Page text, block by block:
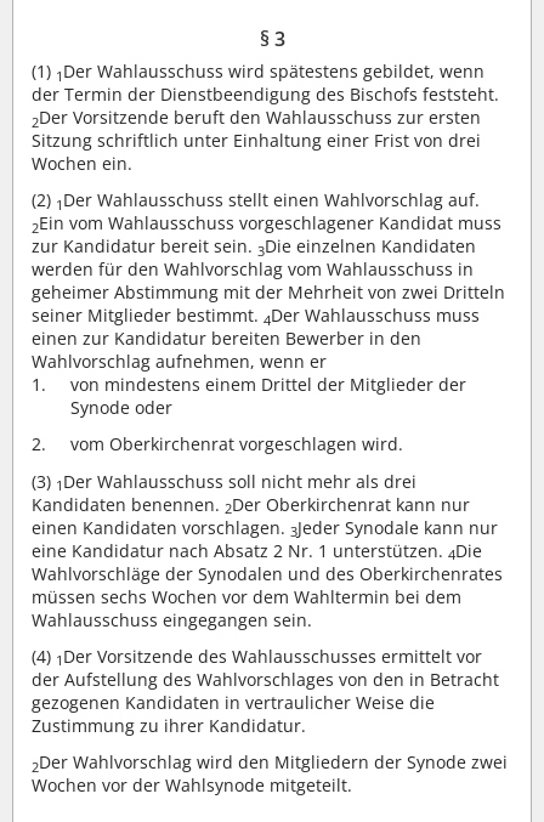
§ 3
(1) 1 Der Wahlausschuss wird spätestens gebildet, wenn
der Termin der Dienstbeendigung des Bischofs feststeht.
2Der Vorsitzende beruft den Wahlausschuss zur ersten
Sitzung schriftlich unter Einhaltung einer Frist von drei
Wochen ein.
(2) 1 Der Wahlausschuss stellt einen Wahlvorschlag auf.
2Ein vom Wahlausschuss vorgeschlagener Kandidat muss
zur Kandidatur bereit sein. 3Die einzelnen Kandidaten
werden für den Wahlvorschlag vom Wahlausschuss in
geheimer Abstimmung mit der Mehrheit von zwei Dritteln
seiner Mitglieder bestimmt. 4Der Wahlausschuss muss
einen zur Kandidatur bereiten Bewerber in den
Wahlvorschlag aufnehmen, wenn er
von mindestens einem Drittel der Mitglieder der
Synode oder
vom Oberkirchenrat vorgeschlagen wird.
(3) 1 Der Wahlausschuss soll nicht mehr als drei
Kandidaten benennen. 2Der Oberkirchenrat kann nur
einen Kandidaten vorschlagen. 3Jeder Synodale kann nur
eine Kandidatur nach Absatz 2 Nr. 1 unterstützen. 4Die
Wahlvorschläge der Synodalen und des Oberkirchenrates
müssen sechs Wochen vor dem Wahltermin bei dem
Wahlausschuss eingegangen sein.
(4) 1 Der Vorsitzende des Wahlausschusses ermittelt vor
der Aufstellung des Wahlvorschlages von den in Betracht
gezogenen Kandidaten in vertraulicher Weise die
Zustimmung zu ihrer Kandidatur.
2Der Wahlvorschlag wird den Mitgliedern der Synode zwei
Wochen vor der Wahlsynode mitgeteilt.